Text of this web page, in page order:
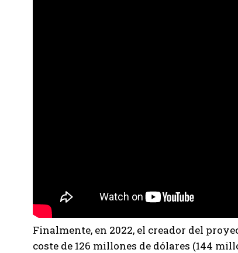
Finalmente, en 2022, el creador del
coste de 126 millones de dólares (144